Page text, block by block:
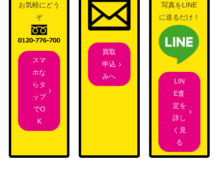
お気軽にどう
ぞ
スマ
ホな
らタ
ップ
でO
K
買取
申込
みへ
写真をLINE
に送るだけ！
LIN
E査
定を
詳し
く見
る